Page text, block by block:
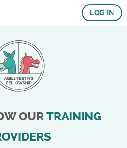
LOG IN
OURTRAINING